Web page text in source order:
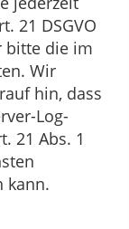
21 DSGVO
bitte die im
Wir
hin, dass
Log-
21 Abs. 1
kann.